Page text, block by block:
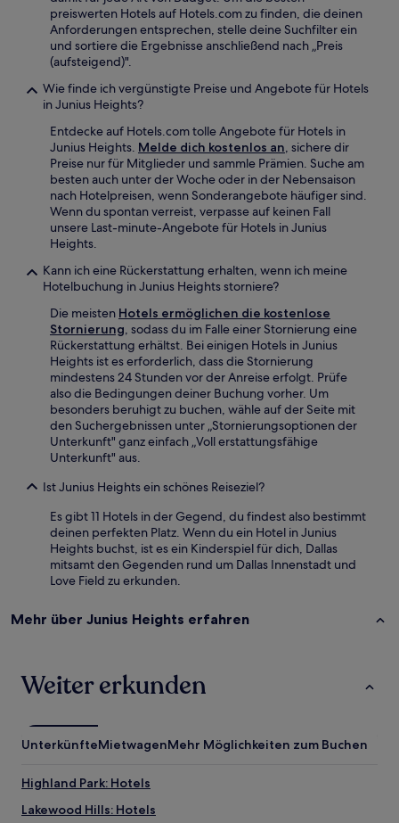
preiswerten Hotels auf Hotels.com zu finden, die deinen
Anforderungen entsprechen, stelle deine Suchfilter ein
und sortiere die Ergebnisse anschließend nach „Preis
(aufsteigend)".
Wie finde ich vergünstigte Preise und Angebote für Hotels
in Junius Heights?
Entdecke auf Hotels.com tolle Angebote für Hotels in
Junius Heights. Melde dich kostenlos an, sichere dir
Preise nur für Mitglieder und sammle Prämien. Suche am
besten auch unter der Woche oder in der Nebensaison
nach Hotelpreisen, wenn Sonderangebote häufiger sind.
Wenn du spontan verreist, verpasse auf keinen Fall
unsere Last-minute-Angebote für Hotels in Junius
Heights.
Kann ich eine Rückerstattung erhalten, wenn ich meine
Hotelbuchung in Junius Heights storniere?
Die meisten Hotels ermöglichen die kostenlose
Stornierung, sodass du im Falle einer Stornierung eine
Rückerstattung erhältst. Bei einigen Hotels in Junius
Heights ist es erforderlich, dass die Stornierung
mindestens 24 Stunden vor der Anreise erfolgt. Prüfe
also die Bedingungen deiner Buchung vorher. Um
besonders beruhigt zu buchen, wähle auf der Seite mit
den Suchergebnissen unter „Stornierungsoptionen der
Unterkunft" ganz einfach „Voll erstattungsfähige
Unterkunft" aus.
Ist Junius Heights ein schönes Reiseziel?
Es gibt 11 Hotels in der Gegend, du findest also bestimmt
deinen perfekten Platz. Wenn du ein Hotel in Junius
Heights buchst, ist es ein Kinderspiel für dich, Dallas
mitsamt den Gegenden rund um Dallas Innenstadt und
Love Field zu erkunden.
Mehr über Junius Heights erfahren
Weiter erkunden
UnterkünfteMietwagenMehr Möglichkeiten zum Buchen
Highland Park: Hotels
Lakewood Hills: Hotels